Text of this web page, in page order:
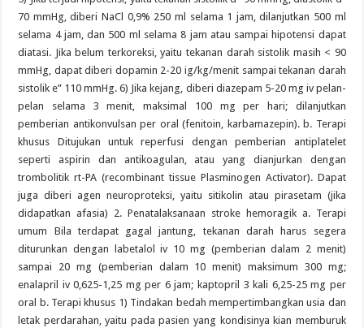
70 mmHg, diberi NaCl 0,9% 250 ml selama 1 jam, dilanjutkan 500 ml
selama 4 jam, dan 500 ml selama 8 jam atau sampai hipotensi dapat
diatasi. Jika belum terkoreksi, yaitu tekanan darah sistolik masih < 90
mmHg, dapat diberi dopamin 2-20 ig/kg/menit sampai tekanan darah
sistolik e” 110 mmHg. 6) Jika kejang, diberi diazepam 5-20 mg iv pelan-
pelan selama 3 menit, maksimal 100 mg per hari; dilanjutkan
pemberian antikonvulsan per oral (fenitoin, karbamazepin). b. Terapi
khusus Ditujukan untuk reperfusi dengan pemberian antiplatelet
seperti aspirin dan antikoagulan, atau yang dianjurkan dengan
trombolitik rt-PA (recombinant tissue Plasminogen Activator). Dapat
juga diberi agen neuroproteksi, yaitu sitikolin atau pirasetam (jika
didapatkan afasia) 2. Penatalaksanaan stroke hemoragik a. Terapi
umum Bila terdapat gagal jantung, tekanan darah harus segera
diturunkan dengan labetalol iv 10 mg (pemberian dalam 2 menit)
sampai 20 mg (pemberian dalam 10 menit) maksimum 300 mg;
enalapril iv 0,625-1,25 mg per 6 jam; kaptopril 3 kali 6,25-25 mg per
oral b. Terapi khusus 1) Tindakan bedah mempertimbangkan usia dan
letak perdarahan, yaitu pada pasien yang kondisinya kian memburuk